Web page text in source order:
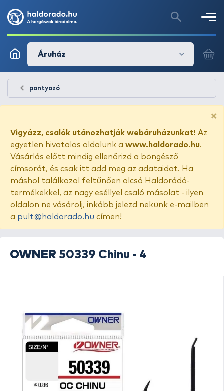
Áruház
pontyozó
×
Vigyázz, csalók utánozhatják webáruházunkat! Az
egyetlen hivatalos oldalunk a www.haldorado.hu.
Vásárlás előtt mindig ellenőrizd a böngésző
címsorát, és csak itt add meg az adataidat. Ha
máshol találkozol feltűnően olcsó Haldorádó-
termékekkel, az nagy eséllyel csaló másolat - ilyen
oldalon ne vásárolj, inkább jelezd nekünk e-mailben
a pult@haldorado.hu címen!
OWNER 50339 Chinu - 4